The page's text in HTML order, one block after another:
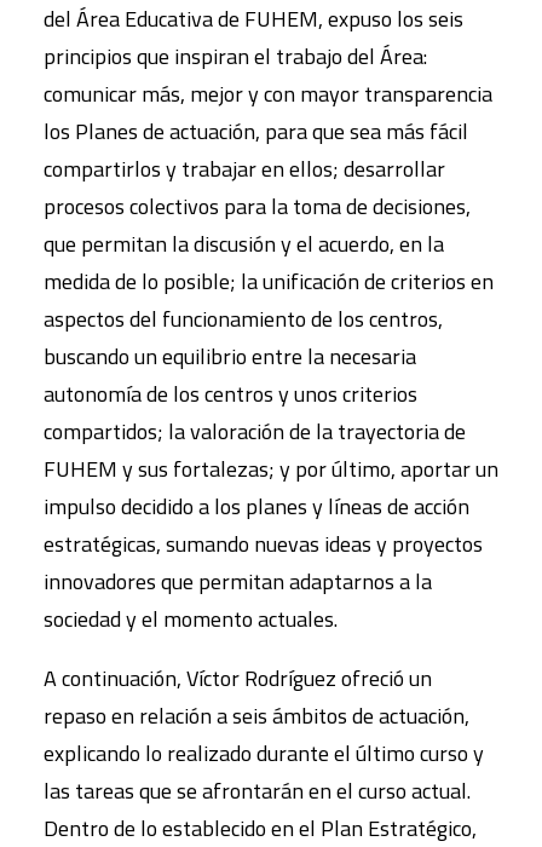
del Área Educativa de FUHEM, expuso los seis
principios que inspiran el trabajo del Área:
comunicar más, mejor y con mayor transparencia
los Planes de actuación, para que sea más fácil
compartirlos y trabajar en ellos; desarrollar
procesos colectivos para la toma de decisiones,
que permitan la discusión y el acuerdo, en la
medida de lo posible; la unificación de criterios en
aspectos del funcionamiento de los centros,
buscando un equilibrio entre la necesaria
autonomía de los centros y unos criterios
compartidos; la valoración de la trayectoria de
FUHEM y sus fortalezas; y por último, aportar un
impulso decidido a los planes y líneas de acción
estratégicas, sumando nuevas ideas y proyectos
innovadores que permitan adaptarnos a la
sociedad y el momento actuales.
A continuación, Víctor Rodríguez ofreció un
repaso en relación a seis ámbitos de actuación,
explicando lo realizado durante el último curso y
las tareas que se afrontarán en el curso actual.
Dentro de lo establecido en el Plan Estratégico,